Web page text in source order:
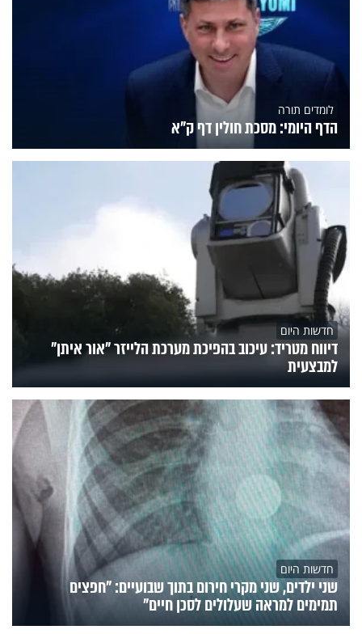
לומדים תורה
הדף היומי: מסכת חולין דף ק"א
חדשות היום
דיווח מטריד: עיכוב בהפיכת מערכת הלייזר "אור איתן"
למבצעית
חדשות היום
שני ילדים, שני מקרי חירום בתוך שבועיים: "חפצים
תמימים למראה שעלולים לסכן חיים"